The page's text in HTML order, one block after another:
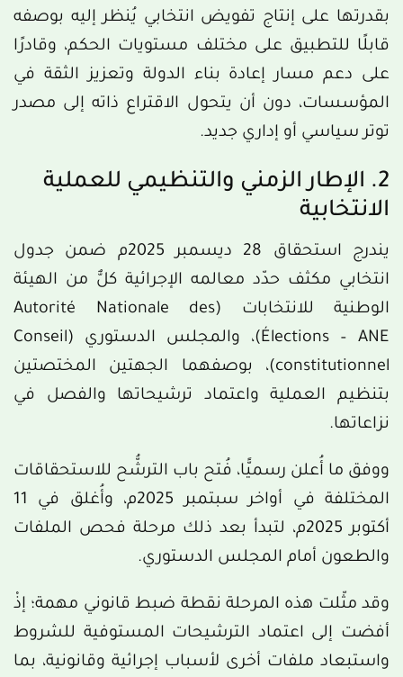
بقدرتها على إنتاج تفويض انتخابي يُنظر إليه بوصفه
قابلًا للتطبيق على مختلف مستويات الحكم، وقادرًا
على دعم مسار إعادة بناء الدولة وتعزيز الثقة في
المؤسسات، دون أن يتحول الاقتراع ذاته إلى مصدر
توتر سياسي أو إداري جديد.
2. الإطار الزمني والتنظيمي للعملية
الانتخابية
يندرج استحقاق 28 ديسمبر 2025م ضمن جدول
انتخابي مكثف حدّد معالمه الإجرائية كلٌّ من الهيئة
الوطنية للانتخابات (Autorité Nationale des
Élections – ANE)، والمجلس الدستوري (Conseil
constitutionnel)، بوصفهما الجهتين المختصتين
بتنظيم العملية واعتماد ترشيحاتها والفصل في
نزاعاتها.
ووفق ما أُعلن رسميًّا، فُتح باب الترشُّح للاستحقاقات
المختلفة في أواخر سبتمبر 2025م، وأُغلق في 11
أكتوبر 2025م، لتبدأ بعد ذلك مرحلة فحص الملفات
والطعون أمام المجلس الدستوري.
وقد مثّلت هذه المرحلة نقطة ضبط قانوني مهمة؛ إذْ
أفضت إلى اعتماد الترشيحات المستوفية للشروط
واستبعاد ملفات أخرى لأسباب إجرائية وقانونية، بما